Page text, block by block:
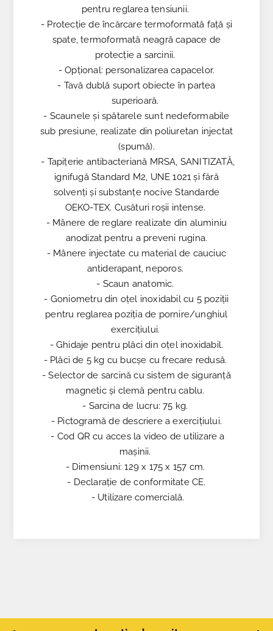
pentru reglarea tensiunii.
- Protecție de încărcare termoformată față și
spate, termoformată neagră capace de
protecție a sarcinii.
- Opțional: personalizarea capacelor.
- Tavă dublă suport obiecte în partea
superioară.
- Scaunele și spătarele sunt nedeformabile
sub presiune, realizate din poliuretan injectat
(spumă).
- Tapițerie antibacteriană MRSA, SANITIZATĂ,
ignifugă Standard M2, UNE 1021 și fără
solvenți și substanțe nocive Standarde
OEKO-TEX. Cusături roșii intense.
- Mânere de reglare realizate din aluminiu
anodizat pentru a preveni rugina.
- Mânere injectate cu material de cauciuc
antiderapant, neporos.
- Scaun anatomic.
- Goniometru din oțel inoxidabil cu 5 poziții
pentru reglarea poziția de pornire/unghiul
exercițiului.
- Ghidaje pentru plăci din oțel inoxidabil.
- Plăci de 5 kg cu bucșe cu frecare redusă.
- Selector de sarcină cu sistem de siguranță
magnetic și clemă pentru cablu.
- Sarcina de lucru: 75 kg.
- Pictogramă de descriere a exercițiului.
- Cod QR cu acces la video de utilizare a
mașinii.
- Dimensiuni: 129 x 175 x 157 cm.
- Declarație de conformitate CE.
- Utilizare comercială.